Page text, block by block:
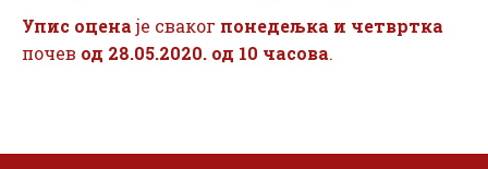
Упис оценаје сваког понедељка и четвртка
почев од 28.05.2020. од 10 часова.